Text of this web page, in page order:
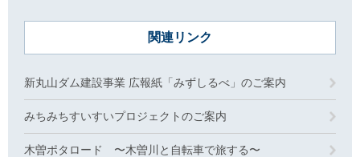
関連リンク
新丸山ダム建設事業 広報紙「みずしるべ」のご案内
みちみちすいすいプロジェクトのご案内
木曽ポタロード 〜木曽川と自転車で旅する〜